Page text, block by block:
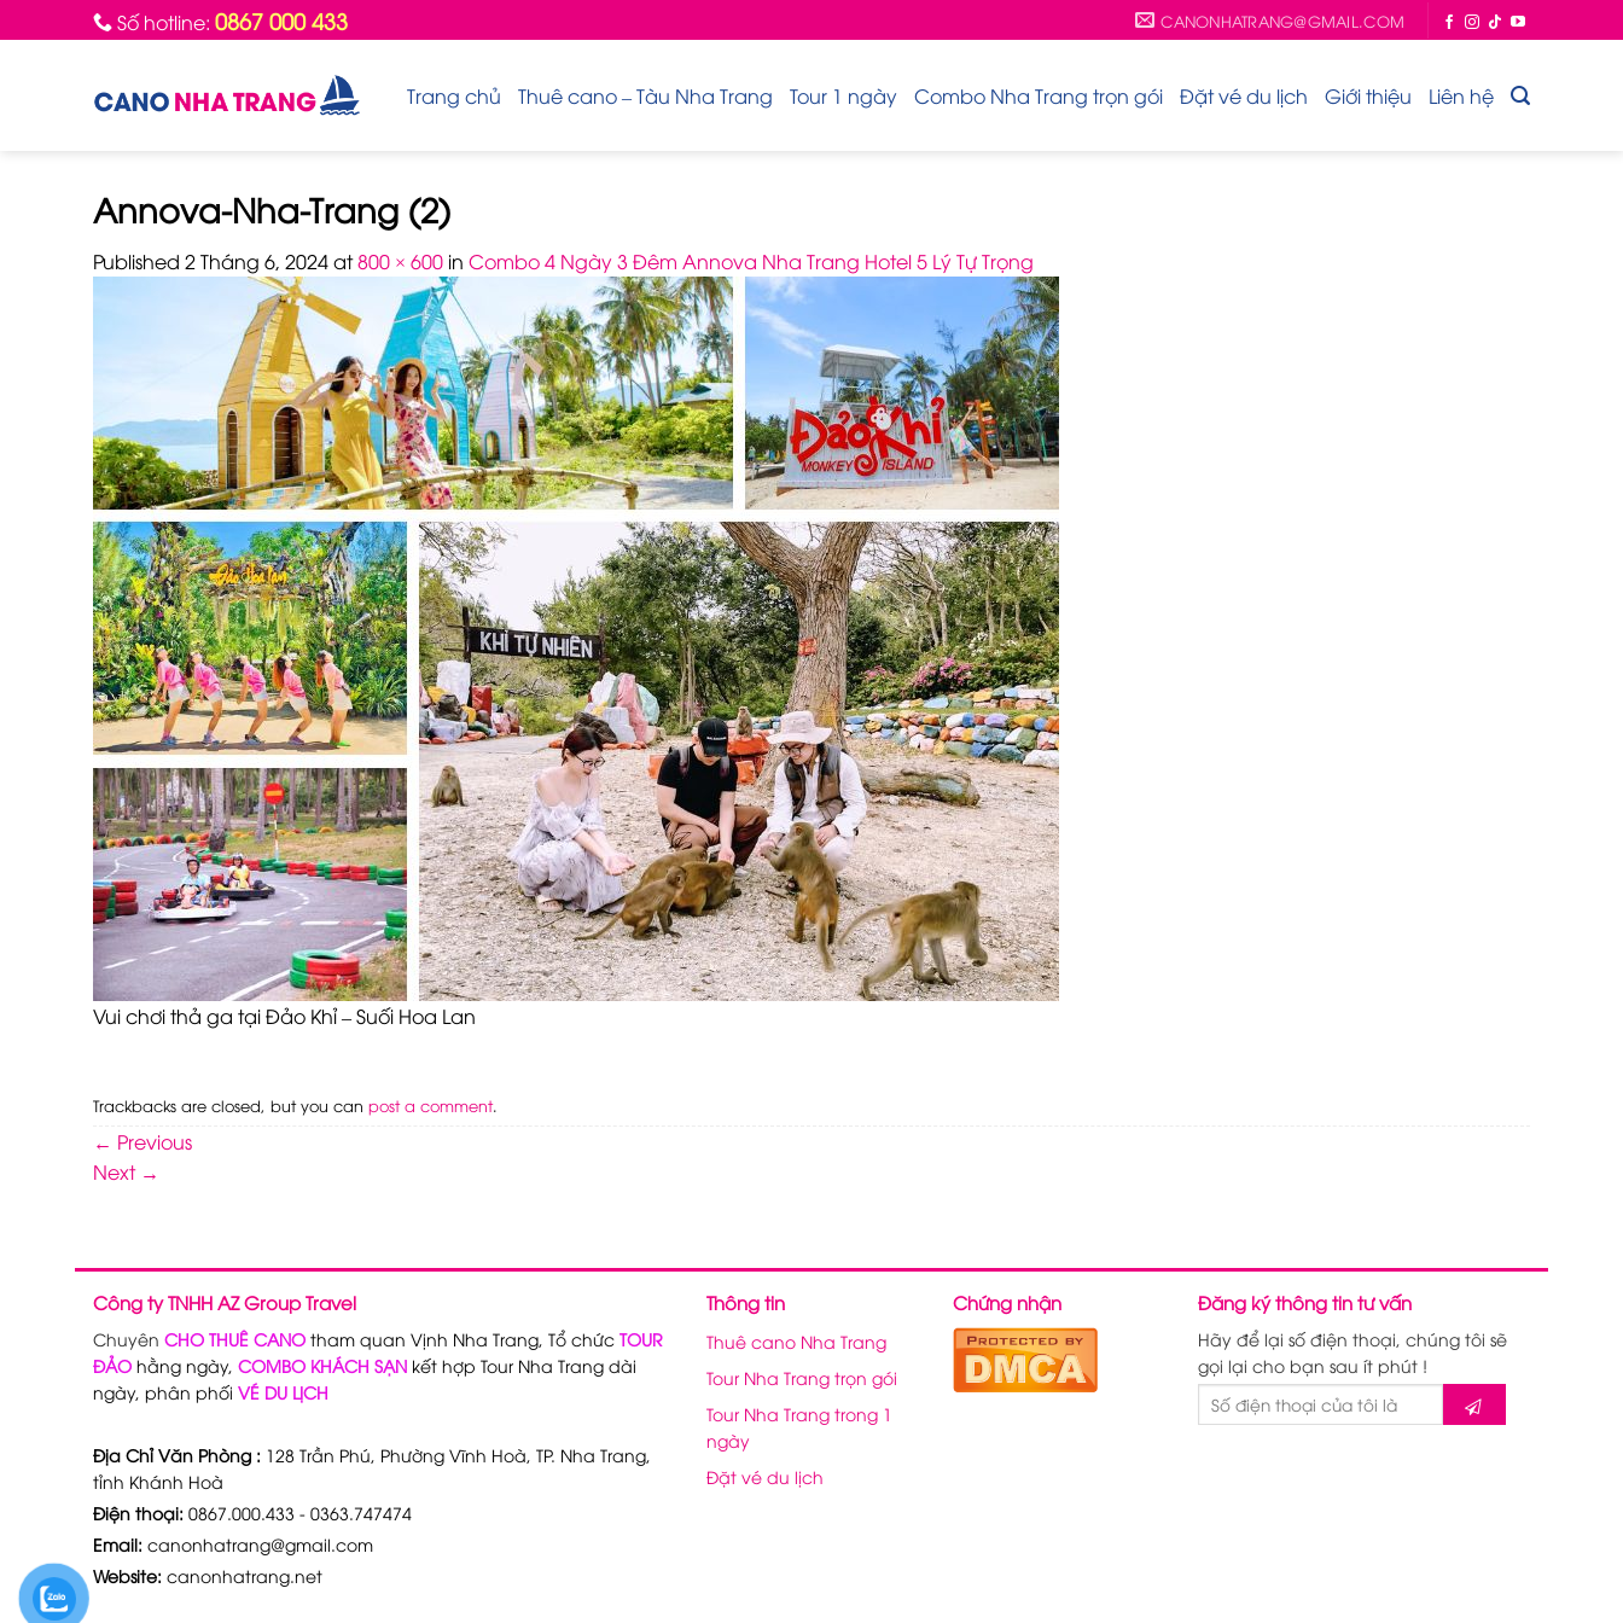
to
Số hotline: 0867 000 433 CANONHATRANG@GMAIL.COM
Trang chủ Thuê cano – Tàu Nha Trang Tour 1 ngày Combo Nha Trang trọn gói Đặt vé du lịch Giới thiệu Liên hệ
Annova-Nha-Trang (2)
Published 2 Tháng 6, 2024at800 × 600 in Combo 4 Ngày 3 Đêm Annova Nha Trang Hotel 5 Lý Tự Trọng
Vui chơi thả ga tại Đảo Khỉ – Suối Hoa Lan
Trackbacks are closed, but you can post a comment.
← Previous
Next →
Công ty TNHH AZ Group Travel
Chuyên CHO THUÊ CANO tham quan Vịnh Nha Trang, Tổ chức TOUR
ĐẢO hằng ngày, COMBO KHÁCH SẠN kết hợp Tour Nha Trang dài
ngày, phân phối VÉ DU LỊCH
Địa Chỉ Văn Phòng : 128 Trần Phú, Phường Vĩnh Hoà, TP. Nha Trang,
tỉnh Khánh Hoà
Điện thoại: 0867.000.433 - 0363.747474
Email: canonhatrang@gmail.com
Website: canonhatrang.net
Thông tin
Thuê cano Nha Trang
Tour Nha Trang trọn gói
Tour Nha Trang trong 1
ngày
Đặt vé du lịch
Chứng nhận Đăng ký thông tin tư vấn
Hãy để lại số điện thoại, chúng tôi sẽ
gọi lại cho bạn sau ít phút !